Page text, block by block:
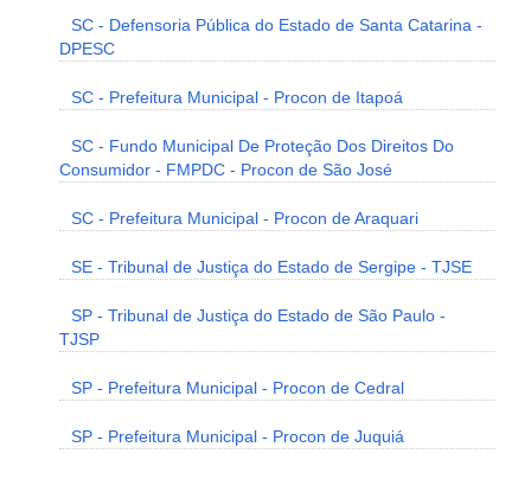
SC - Defensoria Pública do Estado de Santa Catarina -
DPESC
SC - Prefeitura Municipal - Procon de Itapoá
SC - Fundo Municipal De Proteção Dos Direitos Do
Consumidor - FMPDC - Procon de São José
SC - Prefeitura Municipal - Procon de Araquari
SE - Tribunal de Justiça do Estado de Sergipe - TJSE
SP - Tribunal de Justiça do Estado de São Paulo -
TJSP
SP - Prefeitura Municipal - Procon de Cedral
SP - Prefeitura Municipal - Procon de Juquiá